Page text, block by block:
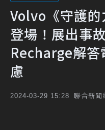
Volvo《守護
登場！展出事
Recharge解答
慮
2024-03-29 15:28 聯合新聞